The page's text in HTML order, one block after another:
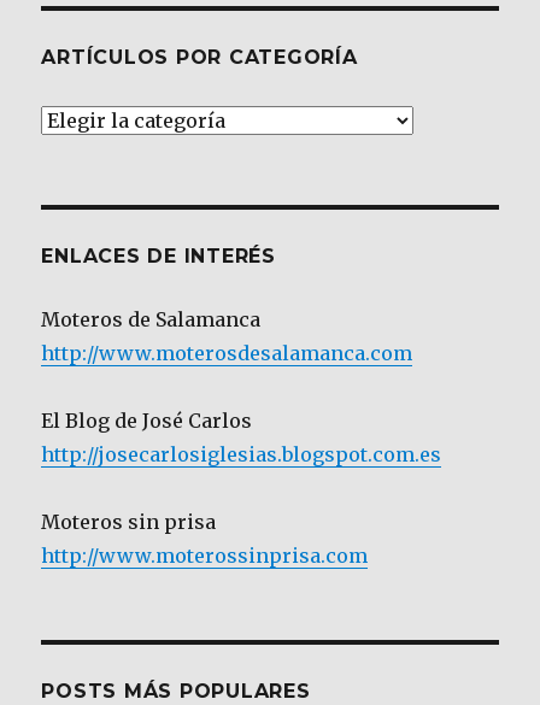
ARTÍCULOS POR CATEGORÍA
Artículos
ENLACES DE INTERÉS
Moteros de Salamanca
http://www.moterosdesalamanca.com
El Blog de José Carlos
http://josecarlosiglesias.blogspot.com.es
Moteros sin prisa
http://www.moterossinprisa.com
POSTS MÁS POPULARES